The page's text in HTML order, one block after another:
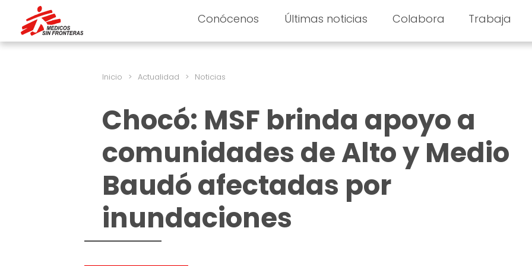
Conócenos Últimas noticias Colabora Trabaja
Inicio > Actualidad > Noticias
Chocó: MSF brinda apoyo a
comunidades de Alto y Medio
Baudó afectadas por
inundaciones